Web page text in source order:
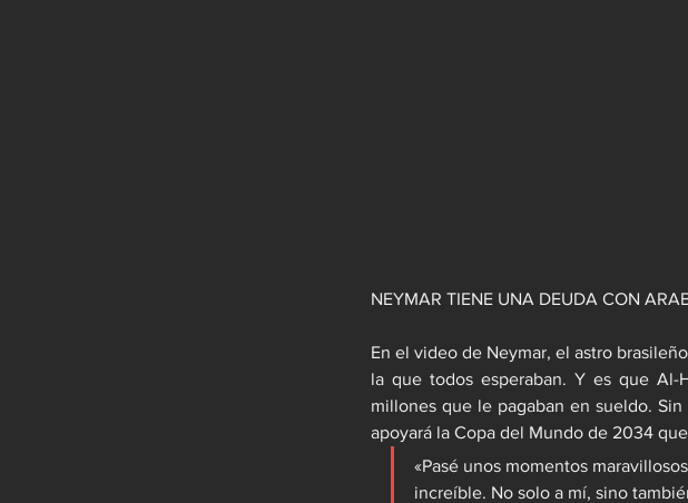
NEYMAR TIENE UNA DEUDA CON
En el video de Neymar, el astro
la que todos esperaban. Y es que
millones que le pagaban en sueldo.
apoyará la Copa del Mundo de 2034
«Pasé unos momentos
increíble. No solo a mí, sino